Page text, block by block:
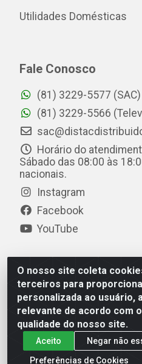
O nosso site coleta
terceiros para
personalizada ao usuário,
relevante de acordo com
qualidade do nosso site.
Aceito
Negar não
Preferências de Cookies
Utilidades Domésticas
Fale Conosco
(81) 3229-5577 (SAC)
(81) 3229-5566
Horário do
Sábado das 08:00 às
nacionais.
Instagram
Facebook
YouTube
Distac Distribuidora - Av.
- Jardim Petrópolis -